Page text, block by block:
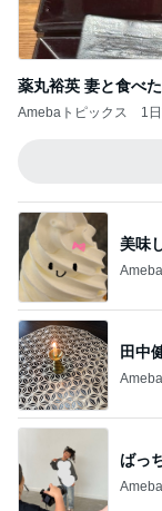
薬丸裕英 妻と食べ
Amebaトピックス 1
美味
田中
ばっ